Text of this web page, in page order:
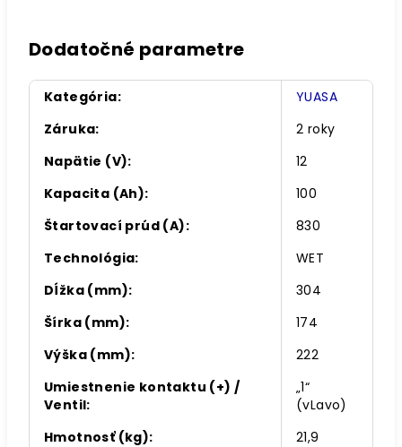
Dodatočné parametre
Kategória:
YUASA
Záruka:
2 roky
Napätie (V):
12
Kapacita (Ah):
100
Štartovací prúd (A):
830
Technológia:
WET
Dĺžka (mm):
304
Šírka (mm):
174
Výška (mm):
222
Umiestnenie kontaktu (+) /
Ventil:
„1“
(vLavo)
Hmotnosť (kg): 21,9